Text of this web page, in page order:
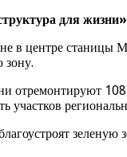
для
в центре станицы
зону.
отремонтируют
участков
зеленую